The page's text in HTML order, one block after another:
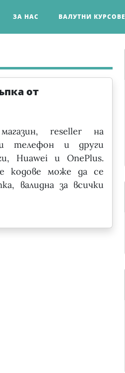
ЗА НАС ВАЛУТНИ КУРСОВЕ
от
reseller на
телефон и други
Huawei и OnePlus.
кодове може да се
валидна за всички